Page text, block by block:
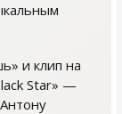
и клип на
Star» —